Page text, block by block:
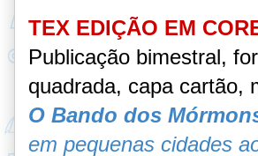
TEX EDIÇÃO EM
Publicação bimestral,
quadrada, capa cartão,
O Bando dos
em pequenas cidades